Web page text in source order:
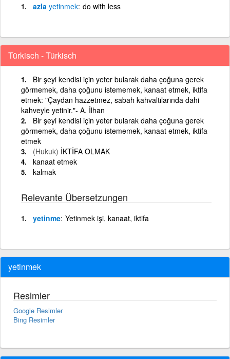
azla yetinmek do with less
Türkisch - Türkisch
Bir şeyi kendisi için yeter bularak daha çoğuna gerek
görmemek, daha çoğunu istememek, kanaat etmek, iktifa
etmek: "Çaydan hazzetmez, sabah kahvaltılarında dahi
kahveyle yetinir."- A. İlhan
Bir şeyi kendisi için yeter bularak daha çoğuna gerek
görmemek, daha çoğunu istememek, kanaat etmek, iktifa
etmek
(Hukuk) İKTİFA OLMAK
kanaat etmek
kalmak
Relevante Übersetzungen
yetinme Yetinmek işi, kanaat, iktifa
yetinmek
Resimler
Google Resimler
Bing Resimler